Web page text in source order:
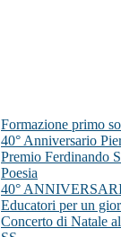
Formazione primo
40° Anniversario
Premio Ferdinando
Poesia
40°
Educatori per un
Concerto di Natale